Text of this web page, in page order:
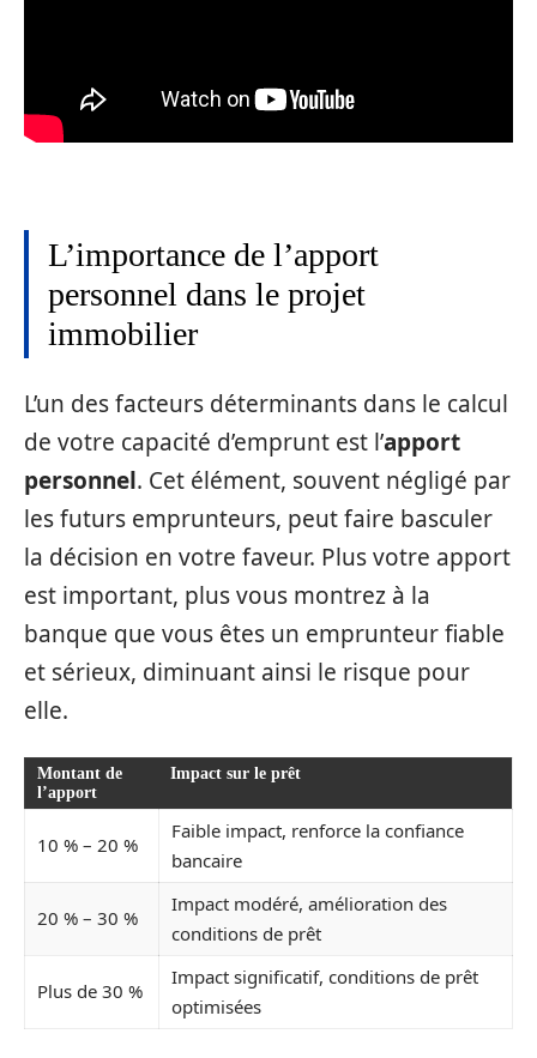
L’importance de l’apport
personnel dans le projet
immobilier
L’un des facteurs déterminants dans le calcul
de votre capacité d’emprunt est l’apport
personnel. Cet élément, souvent négligé par
les futurs emprunteurs, peut faire basculer
la décision en votre faveur. Plus votre apport
est important, plus vous montrez à la
banque que vous êtes un emprunteur fiable
et sérieux, diminuant ainsi le risque pour
elle.
Montant de
l’apport
Impact sur le prêt
10 % – 20 %
Faible impact, renforce la confiance
bancaire
20 % – 30 %
Impact modéré, amélioration des
conditions de prêt
Plus de 30 %
Impact significatif, conditions de prêt
optimisées